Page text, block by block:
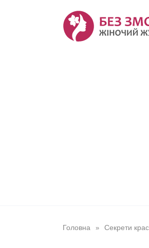
Головна » Секрети